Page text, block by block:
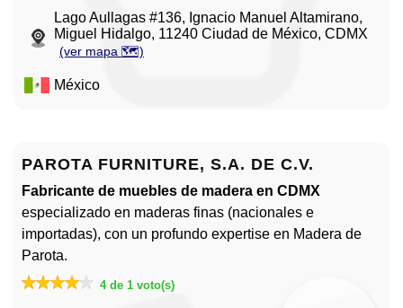
Lago Aullagas #136, Ignacio Manuel Altamirano,
Miguel Hidalgo, 11240 Ciudad de México, CDMX
(ver mapa 🗺️)
México
PAROTA FURNITURE, S.A. DE C.V.
Fabricante de muebles de madera en CDMX
especializado en maderas finas (nacionales e
importadas), con un profundo expertise en Madera de
Parota.
4 de 1 voto(s)